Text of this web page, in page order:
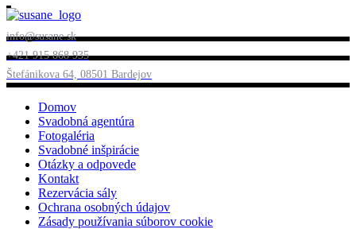
info@susane.sk
+421 915 868 935
Štefánikova 64, 08501 Bardejov
Domov
Svadobná agentúra
Fotogaléria
Svadobné inšpirácie
Otázky a odpovede
Kontakt
Rezervácia sály
Ochrana osobných údajov
Zásady používania súborov cookie